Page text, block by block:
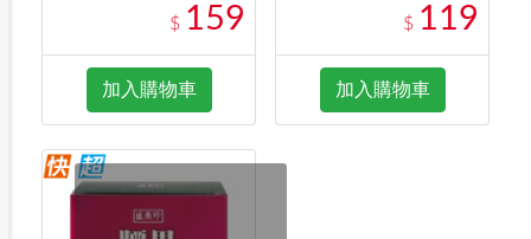
$ 159
加入購物車
$ 119
加入購物車